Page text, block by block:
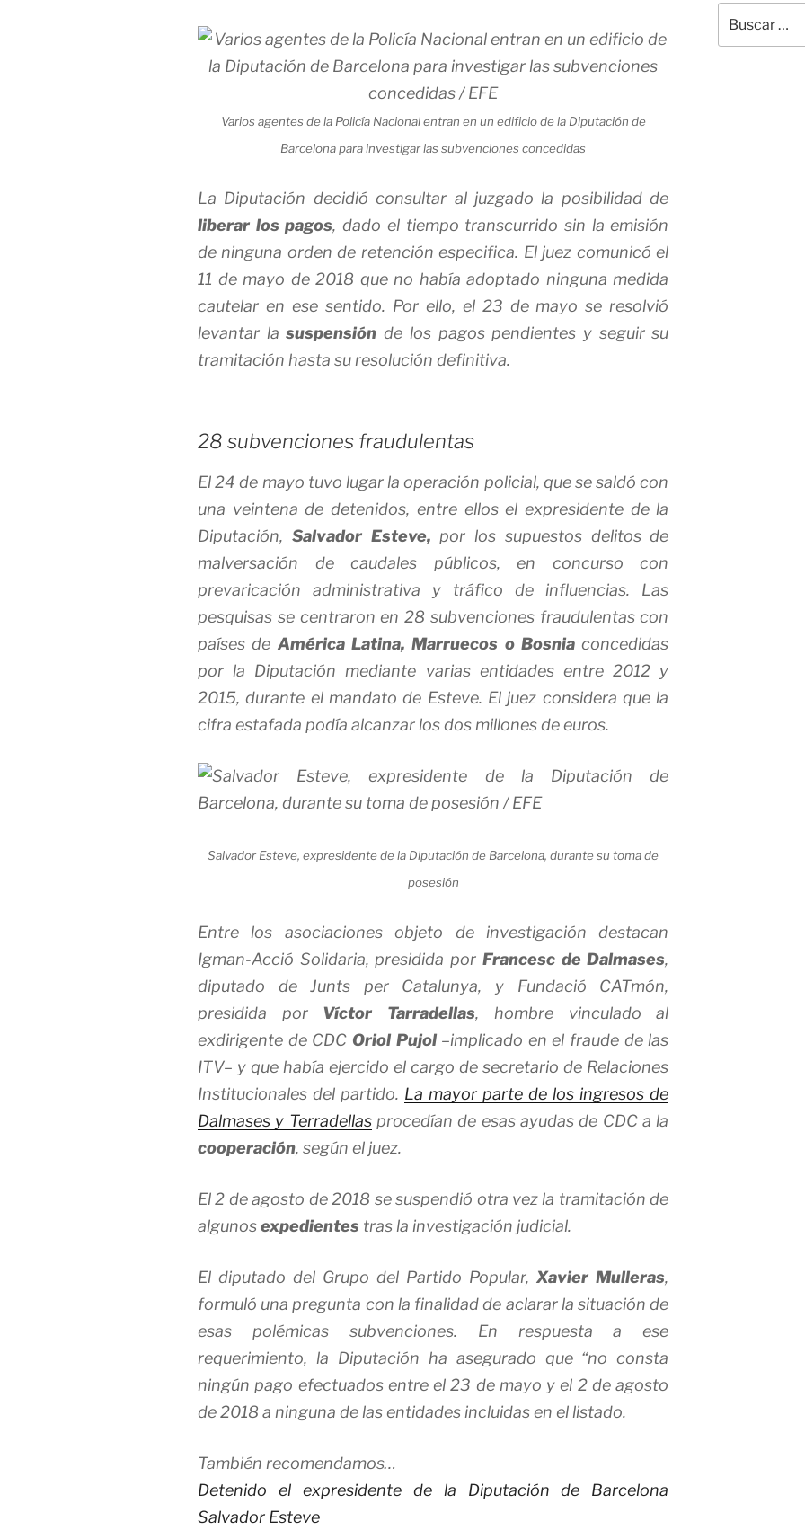
Varios agentes de la Policía Nacional entran en un edificio de la Diputación de
Barcelona para investigar las subvenciones concedidas
La Diputación decidió consultar al juzgado la posibilidad de
liberar los pagos, dado el tiempo transcurrido sin la emisión
de ninguna orden de retención especifica. El juez comunicó el
11 de mayo de 2018 que no había adoptado ninguna medida
cautelar en ese sentido. Por ello, el 23 de mayo se resolvió
levantar lasuspensión de los pagos pendientes y seguir su
tramitación hasta su resolución definitiva.
28 subvenciones fraudulentas
El 24 de mayo tuvo lugar la operación policial, que se saldó con
una veintena de detenidos, entre ellos el expresidente de la
Diputación, Salvador Esteve, por los supuestos delitos de
malversación de caudales públicos, en concurso con
prevaricación administrativa y tráfico de influencias. Las
pesquisas se centraron en 28 subvenciones fraudulentas con
países de América Latina, Marruecos o Bosnia concedidas
por la Diputación mediante varias entidades entre 2012 y
2015, durante el mandato de Esteve. El juez considera que la
cifra estafada podía alcanzar los dos millones de euros.
Salvador Esteve, expresidente de la Diputación de Barcelona, durante su toma de
posesión
Entre los asociaciones objeto de investigación destacan
Igman-Acció Solidaria, presidida por Francesc de Dalmases,
diputado de Junts per Catalunya, y Fundació CATmón,
presidida por Víctor Tarradellas, hombre vinculado al
exdirigente de CDC Oriol Pujol–implicado en el fraude de las
ITV– y que había ejercido el cargo de secretario de Relaciones
Institucionales del partido. La mayor parte de los ingresos de
Dalmases y Terradellasprocedían de esas ayudas de CDC a la
cooperación, según el juez.
El 2 de agosto de 2018 se suspendió otra vez la tramitación de
algunosexpedientes tras la investigación judicial.
El diputado del Grupo del Partido Popular, Xavier Mulleras,
formuló una pregunta con la finalidad de aclarar la situación de
esas polémicas subvenciones. En respuesta a ese
requerimiento, la Diputación ha asegurado que “no consta
ningún pago efectuados entre el 23 de mayo y el 2 de agosto
de 2018 a ninguna de las entidades incluidas en el listado.
También recomendamos…
Detenido el expresidente de la Diputación de Barcelona
Salvador Esteve
por: